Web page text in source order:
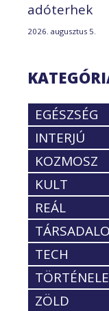
adóterhek
2026. augusztus 5.
EGÉSZSÉG
INTERJÚ
KOZMOSZ
KULT
REÁL
TECH
ZÖLD